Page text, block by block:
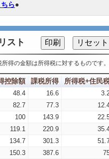
ら●
スト
得の金額は所得税に対するものです。
控除額 課税所得 所得税+住民
48.4 16.6
82.7 77.3
100 143.9
119.1 220.9
134.7 301.3
150.3 387.6